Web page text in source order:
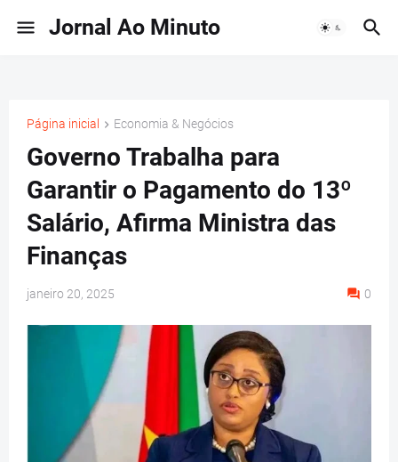
Jornal Ao Minuto
Página inicial Economia & Negócios
Governo Trabalha para
Garantir o Pagamento do 13º
Salário, Afirma Ministra das
Finanças
janeiro 20, 2025 0